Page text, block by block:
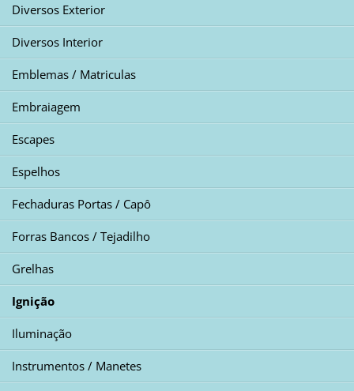
Diversos Exterior
Diversos Interior
Emblemas / Matriculas
Embraiagem
Escapes
Espelhos
Fechaduras Portas / Capô
Forras Bancos / Tejadilho
Grelhas
Ignição
Iluminação
Instrumentos / Manetes